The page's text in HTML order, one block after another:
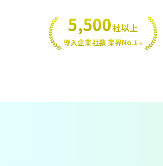
5,500社以上
導入企業社数 業界No.1※